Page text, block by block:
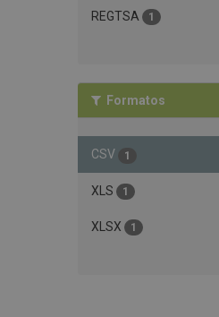
REGTSA 1
Formatos
CSV 1
XLS 1
XLSX 1